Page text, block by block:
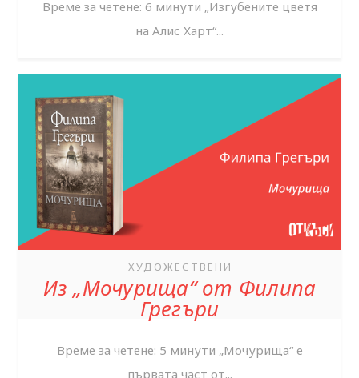
Време за четене: 6 минути „Изгубените цветя
на Алис Харт“...
ХУДОЖЕСТВЕНИ
Из „Мочурища“ от Филипа
Грегъри
Време за четене: 5 минути „Мочурища“ е
първата част от...